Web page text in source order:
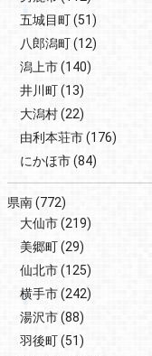
五城目町(51)
八郎潟町(12)
潟上市(140)
井川町(13)
大潟村(22)
由利本荘市(176)
にかほ市(84)
県南(772)
大仙市(219)
美郷町(29)
仙北市(125)
横手市(242)
湯沢市(88)
羽後町(51)